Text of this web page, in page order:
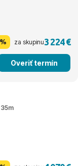
za skupinu3 224 €
Overiť termín
35m